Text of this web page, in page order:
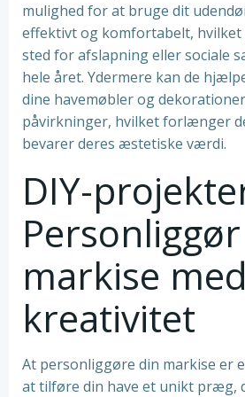
mulighed for at bruge dit
effektivt og komfortabelt,
sted for afslapning eller sociale
hele året. Ydermere kan de
dine havemøbler og
påvirkninger, hvilket forlænger
bevarer deres æstetiske værdi.
DIY-
markise med
kreativitet
At personliggøre din markise er
at tilføre din have et unikt præg,